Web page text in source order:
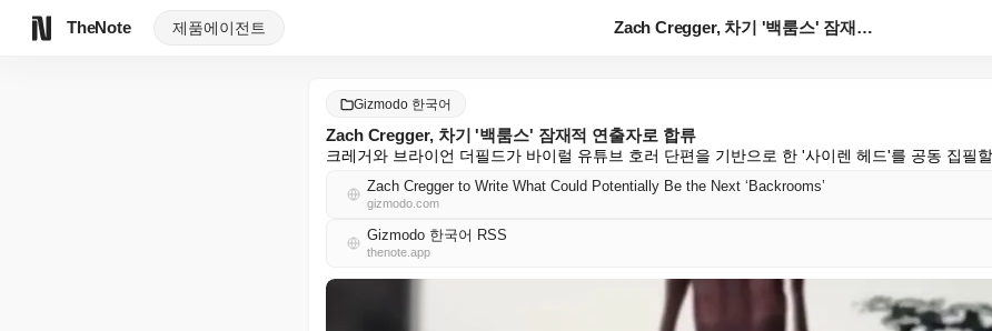
TheNote 제품에이전트 Zach Cregger, 차기 '백룸스' 잠재적 연출자...
Gizmodo 한국어
Zach Cregger, 차기 '백룸스' 잠재적 연출자로 합류
크레거와 브라이언 더필드가 바이럴 유튜브 호러 단편을 기반으로 한 '사이렌 헤드'를 공동 집필
Zach Cregger to Write What Could Potentially Be the Next ‘Backrooms’
gizmodo.com
Gizmodo 한국어 RSS
thenote.app